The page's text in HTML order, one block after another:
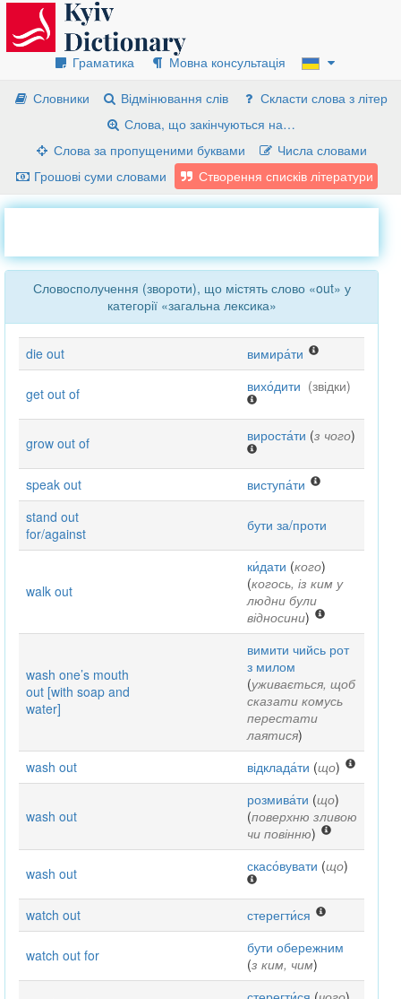
Граматика
Мовна консультація
Словники
Відмінювання слів
Скласти слова з літер
Слова, що закінчуються на…
Слова за пропущеними буквами
Числа словами
Грошові суми словами
Створення списків літератури
Словосполучення (звороти), що містять слово «out» у
категорії «загальна лексика»
die out вимира́ти
get out of вихо́дити (звідки)
grow out of вироста́ти (з чого)
speak out
виступа́ти
stand out
for/against
бути за/проти
walk out
ки́дати (кого)
(когось, із ким у
людни були
відносини)
wash one’s mouth
out [with soap and
water]
вимити чийсь рот
з милом
(уживається, щоб
сказати комусь
перестати
лаятися)
wash out
відклада́ти (що)
wash out
розмива́ти (що)
(поверхню зливою
чи повінню)
wash out скасо́вувати (що)
watch out стерегти́ся
watch out for
бути обережним
(з ким, чим)